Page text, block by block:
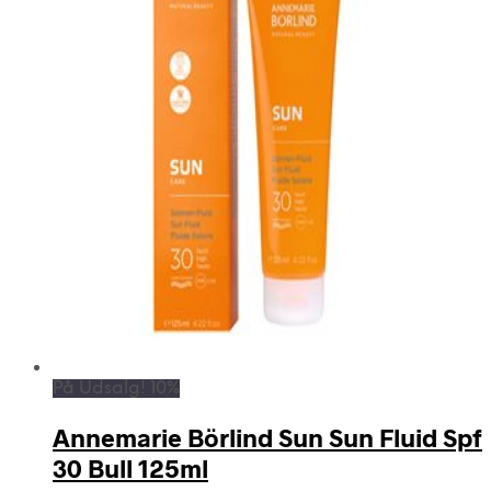
På Udsalg! 10%
Annemarie Börlind Sun Sun Fluid Spf
30 Bull 125ml